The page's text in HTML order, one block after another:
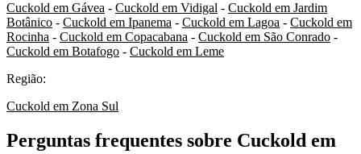
Cuckold em Gávea - Cuckold em Vidigal - Cuckold em Jardim
Botânico - Cuckold em Ipanema - Cuckold em Lagoa - Cuckold em
Rocinha - Cuckold em Copacabana - Cuckold em São Conrado -
Cuckold em Botafogo - Cuckold em Leme
Região:
Cuckold em Zona Sul
Perguntas frequentes sobre Cuckold em